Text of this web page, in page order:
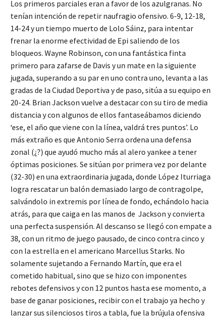
Los primeros parciales eran a favor de los azulgranas. No
tenían intención de repetir naufragio ofensivo. 6-9, 12-18,
14-24 y un tiempo muerto de Lolo Sáinz, para intentar
frenar la enorme efectividad de Epi saliendo de los
bloqueos. Wayne Robinson, con una fantástica finta
primero para zafarse de Davis y un mate en la siguiente
jugada, superando a su par en uno contra uno, levanta a las
gradas de la Ciudad Deportiva y de paso, sitúa a su equipo en
20-24. Brian Jackson vuelve a destacar con su tiro de media
distancia y con algunos de ellos fantaseábamos diciendo
‘ese, el año que viene con la línea, valdrá tres puntos’. Lo
más extraño es que Antonio Serra ordena una defensa
zonal (¿?) que ayudó mucho más al alero yankee a tener
óptimas posiciones. Se sitúan por primera vez por delante
(32-30) en una extraordinaria jugada, donde López Iturriaga
logra rescatar un balón demasiado largo de contragolpe,
salvándolo in extremis por línea de fondo, echándolo hacia
atrás, para que caiga en las manos de Jackson y convierta
una perfecta suspensión. Al descanso se llegó con empate a
38, con un ritmo de juego pausado, de cinco contra cinco y
con la estrella en el americano Marcellus Starks. No
solamente sujetando a Fernando Martín, que era el
cometido habitual, sino que se hizo con imponentes
rebotes defensivos y con 12 puntos hasta ese momento, a
base de ganar posiciones, recibir con el trabajo ya hecho y
lanzar sus silenciosos tiros a tabla, fue la brújula ofensiva